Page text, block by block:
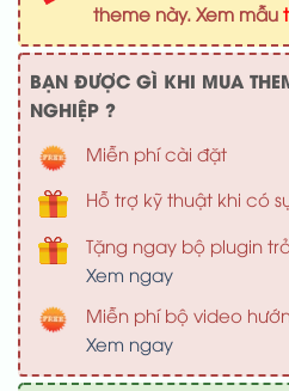
theme này. Xem mẫu
BẠN ĐƯỢC GÌ KHI MUA
NGHIỆP ?
Miễn phí cài đặt
Hỗ trợ kỹ thuật khi có
Tặng ngay bộ plugin
Xem ngay
Miễn phí bộ video
Xem ngay